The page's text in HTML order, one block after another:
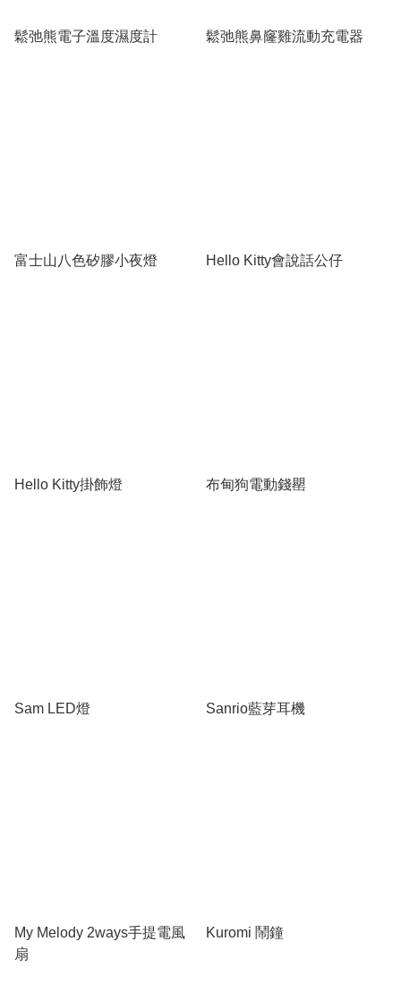
鬆弛熊電子溫度濕度計 鬆弛熊鼻窿雞流動充電器
富士山八色矽膠小夜燈 Hello Kitty會說話公仔
Hello Kitty掛飾燈 布甸狗電動錢罌
Sam LED燈 Sanrio藍芽耳機
My Melody 2ways手提電風
扇
Kuromi 鬧鐘